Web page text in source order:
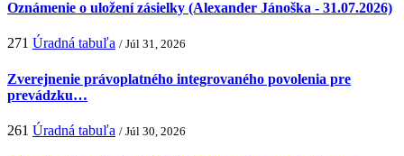
Oznámenie o uložení zásielky (Alexander Jánoška - 31.07.2026)
271 Úradná tabuľa / Júl 31, 2026
Zverejnenie právoplatného integrovaného povolenia pre
prevádzku…
261 Úradná tabuľa / Júl 30, 2026